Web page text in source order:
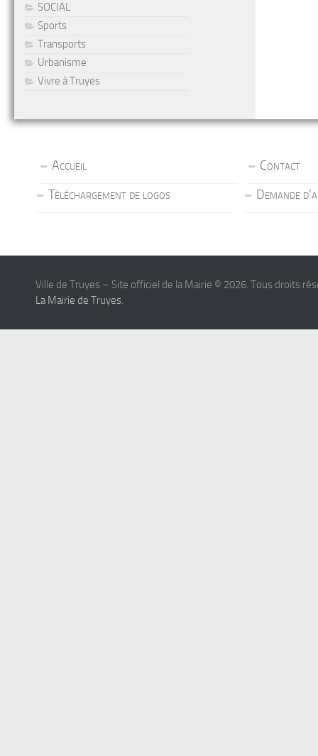
SOCIAL
Sports
Transports
Urbanisme
Vivre à Truyes
Accueil
Contact
Téléchargement de logos
Demande
Ville de Truyes – Site officiel de la Mairie © 2026. Tous droits
La Mairie de Truyes.